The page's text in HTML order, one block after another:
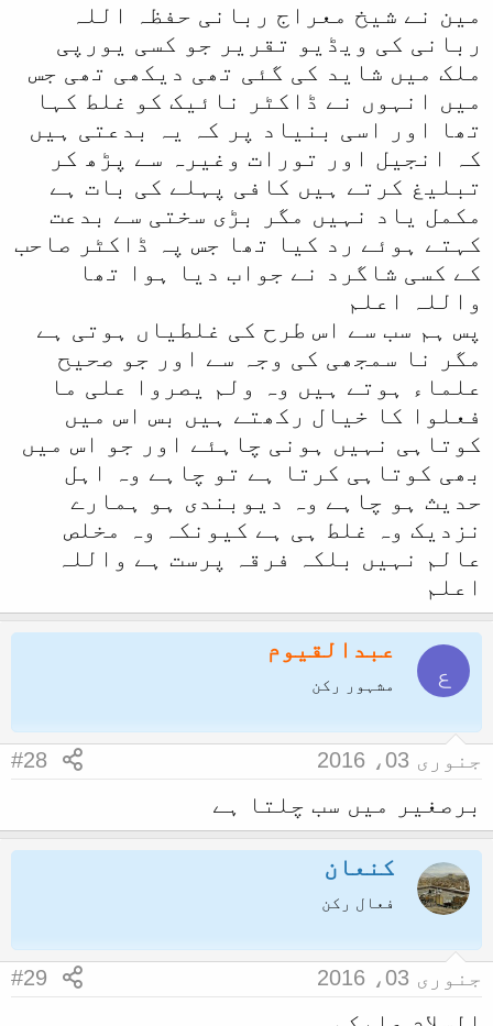
ہلکا کرنے کیلئے بے بنیاد دعوی
کردیا ۔
مین نے شیخ معراج ربانی حفظہ اللہ
ربانی کی ویڈیو تقریر جو کسی یورپی
ملک میں شاید کی گئی تھی دیکھی تھی جس
میں انہوں نے ڈاکٹر نائیک کو غلط کہا
تھا اور اسی بنیاد پر کہ یہ بدعتی ہیں
کہ انجیل اور تورات وغیرہ سے پڑھ کر
تبلیغ کرتے ہیں کافی پہلے کی بات ہے
مکمل یاد نہیں مگر بڑی سختی سے بدعت
کہتے ہوئے رد کیا تھا جس پہ ڈاکٹر صاحب
کے کسی شاگرد نے جواب دیا ہوا تھا
واللہ اعلم
پس ہم سب سے اس طرح کی غلطیاں ہوتی ہے
مگر نا سمجھی کی وجہ سے اور جو صحیح
علماء ہوتے ہیں وہ ولم یصروا علی ما
فعلوا کا خیال رکھتے ہیں بس اس میں
کوتاہی نہیں ہونی چاہئے اور جو اس میں
بھی کوتاہی کرتا ہے تو چاہے وہ اہل
حدیث ہو چاہے وہ دیوبندی ہو ہمارے
نزدیک وہ غلط ہی ہے کیونکہ وہ مخلص
عالم نہیں بلکہ فرقہ پرست ہے واللہ
اعلم
ع
عبدالقیوم
مشہور رکن
جنوری 03، 2016 #28
برصغیر میں سب چلتا ہے
کنعان
فعال رکن
جنوری 03، 2016 #29